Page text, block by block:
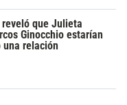
que Julieta
Ginocchio estarían
una relación